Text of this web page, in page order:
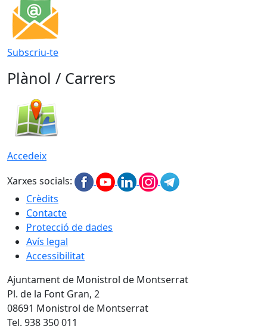
Subscriu-te
Plànol / Carrers
Accedeix
Xarxes socials:
Crèdits
Contacte
Protecció de dades
Avís legal
Accessibilitat
Ajuntament de Monistrol de Montserrat
Pl. de la Font Gran, 2
08691 Monistrol de Montserrat
Tel. 938 350 011